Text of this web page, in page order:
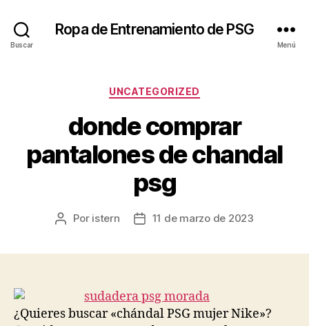
Buscar
Ropa de Entrenamiento de PSG
Menú
Categorías
UNCATEGORIZED
donde comprar
pantalones de chandal
psg
Autor
Por istern
Fecha11 de marzo de 2023
¿Quieres buscar «chándal PSG mujer Nike»?